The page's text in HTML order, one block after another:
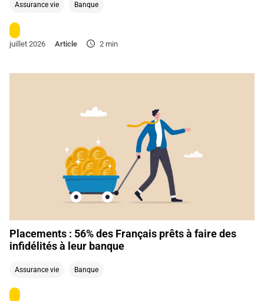
Assurance vie Banque
juillet 2026 Article 2 min
Placements : 56% des Français prêts à faire des
infidélités à leur banque
Assurance vie Banque